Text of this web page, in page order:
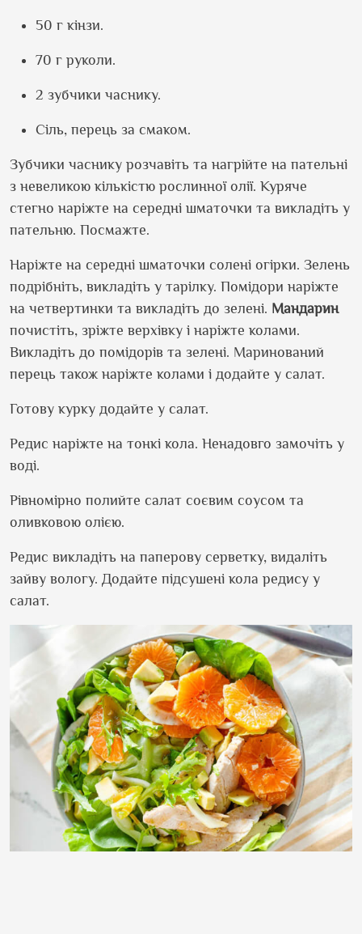
50 г кінзи.
70 г руколи.
2 зубчики часнику.
Сіль, перець за смаком.
Зубчики часнику розчавіть та нагрійте на пательні
з невеликою кількістю рослинної олії. Куряче
стегно наріжте на середні шматочки та викладіть у
пательню. Посмажте.
Наріжте на середні шматочки солені огірки. Зелень
подрібніть, викладіть у тарілку. Помідори наріжте
на четвертинки та викладіть до зелені. Мандарин
почистіть, зріжте верхівку і наріжте колами.
Викладіть до помідорів та зелені. Маринований
перець також наріжте колами і додайте у салат.
Готову курку додайте у салат.
Редис наріжте на тонкі кола. Ненадовго замочіть у
воді.
Рівномірно полийте салат соєвим соусом та
оливковою олією.
Редис викладіть на паперову серветку, видаліть
зайву вологу. Додайте підсушені кола редису у
салат.